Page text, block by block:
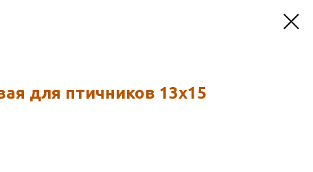
для птичников 13х15